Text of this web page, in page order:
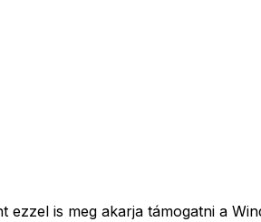
is meg akarja támogatni a